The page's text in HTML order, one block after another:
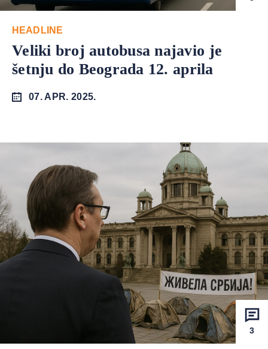
HEADLINE
Veliki broj autobusa najavio je
šetnju do Beograda 12. aprila
07. APR. 2025.
3